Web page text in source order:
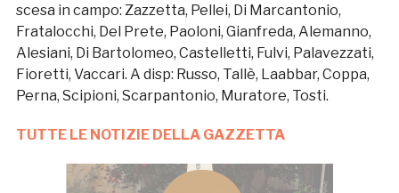
scesa in campo: Zazzetta, Pellei, Di Marcantonio,
Fratalocchi, Del Prete, Paoloni, Gianfreda, Alemanno,
Alesiani, Di Bartolomeo, Castelletti, Fulvi, Palavezzati,
Fioretti, Vaccari. A disp: Russo, Tallè, Laabbar, Coppa,
Perna, Scipioni, Scarpantonio, Muratore, Tosti.
TUTTE LE NOTIZIE DELLA GAZZETTA